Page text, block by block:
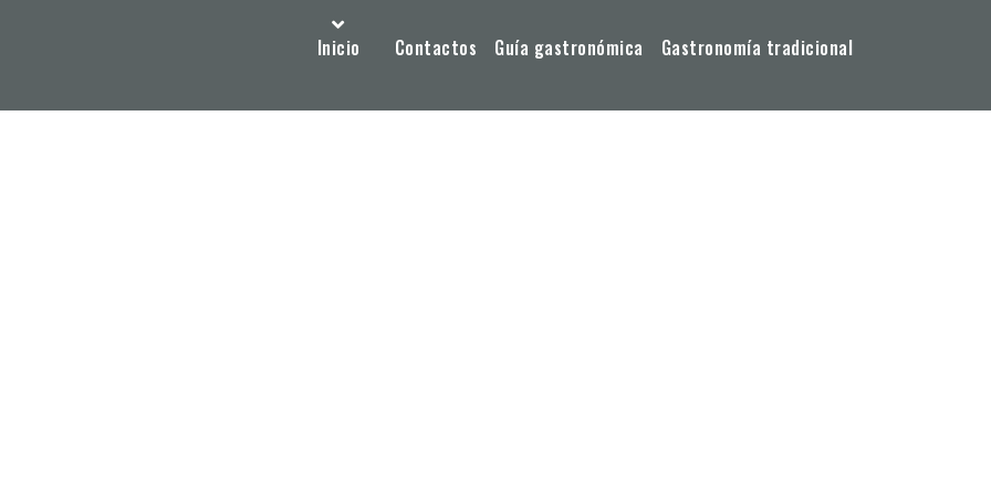
Inicio Contactos Guía gastronómica Gastronomía tradicional